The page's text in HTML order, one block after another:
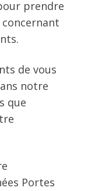
prendre
concernant
de vous
notre
que
Portes